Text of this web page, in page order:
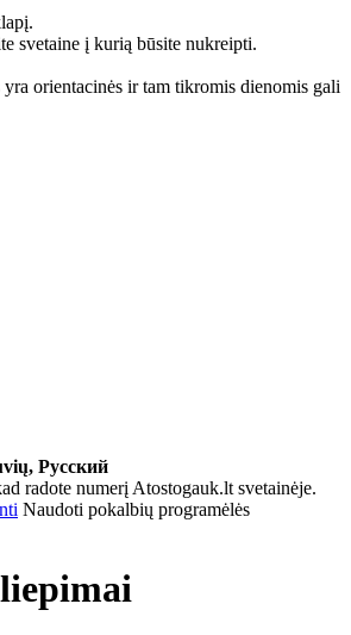
svetaine į kurią būsite nukreipti.
orientacinės ir tam tikromis dienomis gali
Русский
radote numerį Atostogauk.lt svetainėje.
Naudoti pokalbių programėlės